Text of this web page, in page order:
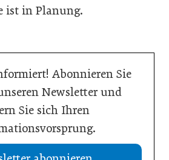
ist in Planung.
Abonnieren Sie
Newsletter und
Sie sich Ihren